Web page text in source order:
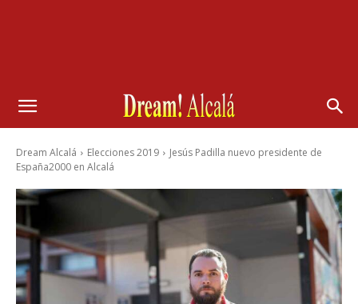
Dream Alcalá Elecciones 2019
Jesús Padilla nuevo presidente de
España2000 en Alcalá